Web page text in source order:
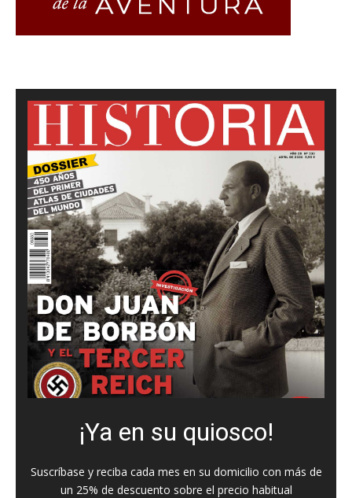
¡Ya en su quiosco!
Suscríbase y reciba cada mes en su domicilio con más de
un 25% de descuento sobre el precio habitual